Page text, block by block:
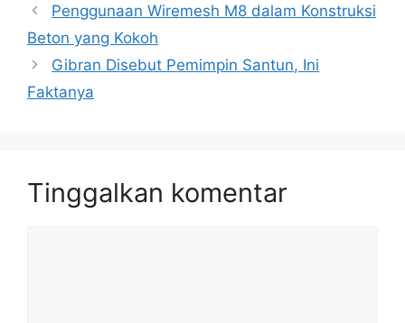
Penggunaan Wiremesh M8 dalam Konstruksi
Beton yang Kokoh
Gibran Disebut Pemimpin Santun, Ini
Faktanya
Tinggalkan komentar